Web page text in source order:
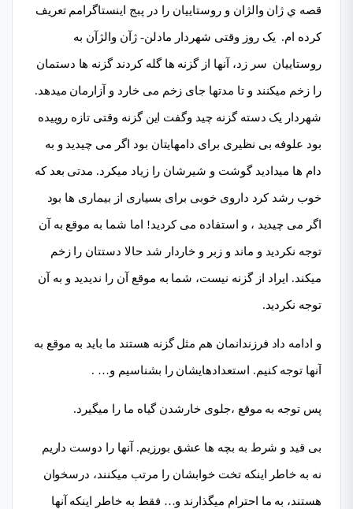
قصه ي ژان والژان و روستاییان را در پبج اینستاگرامم تعریف
کرده ام. یک روز وقتی شهردار مادلن- ژآن والژآن به
روستاییان سر زد، آنها از گزنه ها گله کردند گزنه ها دستمان
را زخم میکنند و تا مدتها جای زخم می خارد و آزارمان میدهد.
شهردار یک دسته گزنه چید وگفت این گزنه وقتی تازه روییده
بود علوفه بی نظیری برای دامهایتان بود اگر می چیدید و به
دام ها میدادید گوشت و شیرشان را زیاد میکرد. مدتی بعد که
خوب رشد کرد داروی خوبی برای بسیاری از بیماری ها بود
اگر می چیدید ، و استفاده می کردید! اما شما به موقع به آن
توجه نکردید و ماند و زبر و خاردار شد حالا دستتان را زخم
میکند. ایراد از گزنه نیست، شما به موقع آن را ندیدید و به آن
توجه نکردید.
و ادامه داد فرزندانمان هم مثل گزنه هستند ما باید به موقع به
آنها توجه کنیم. استعدادهایشان را بشناسیم و… .
پس توجه به موقع ،جلوی خارشدن گیاه ما را میگیرد.
بی قید و شرط به بچه ها عشق بورزیم. آنها را دوست داریم
نه به خاطر اینکه تخت خوابشان را مرتب میکنند، درسخوان
هستند، به ما احترام میگذارند و… فقط به خاطر اینکه آنها